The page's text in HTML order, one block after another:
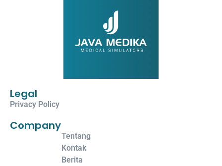
Legal
Privacy Policy
Tentang
Kontak
Berita
Company